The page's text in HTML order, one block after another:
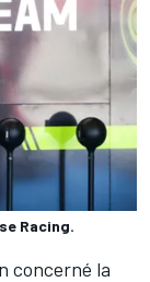
Racing.
concerné la